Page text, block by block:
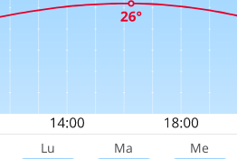
Lu Ma Me